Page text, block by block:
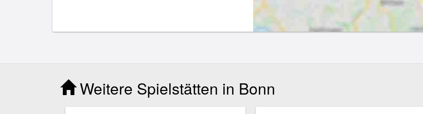
Weitere Spielstätten in Bonn